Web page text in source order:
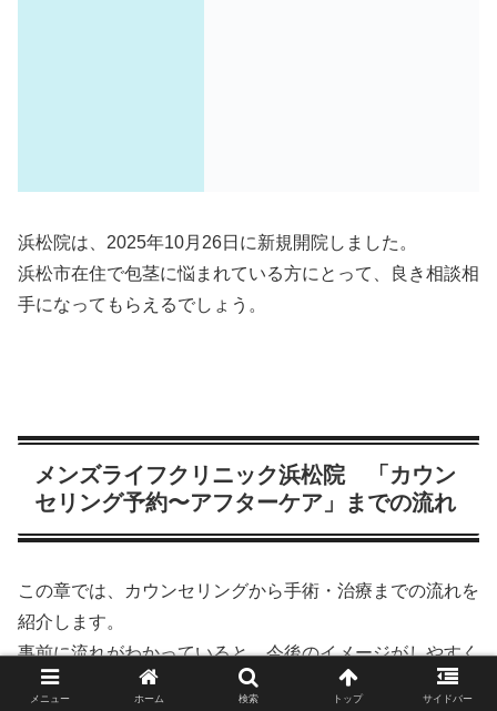
浜松院は、2025年10月26日に新規開院しました。
浜松市在住で包茎に悩まれている方にとって、良き相談相
手になってもらえるでしょう。
メンズライフクリニック浜松院 「カウン
セリング予約〜アフターケア」までの流れ
この章では、カウンセリングから手術・治療までの流れを
紹介します。
事前に流れがわかっていると、今後のイメージがしやすく
なるはず。
メニュー ホーム 検索 トップ サイドバー